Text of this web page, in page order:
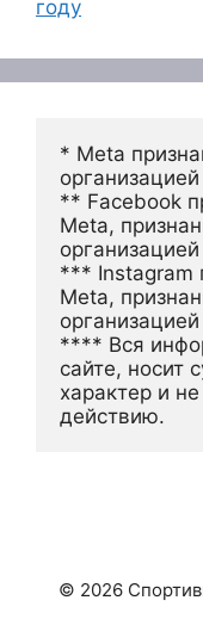
году
* Meta
** Facebook
Meta,
*** Instagram
Meta,
**** Вся
сайте, носит
характер и
действию.
© 2026